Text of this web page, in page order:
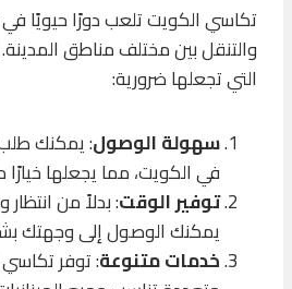
تكاسي الكويت تلعب دورًا حيويًا
والتنقل بين مختلف مناطق
التي تجعلها ضرورية:
سهولة الوصول: يمكنك
في الكويت، مما يجعلها خيارًا
توفير الوقت: بدلاً من
يمكنك الوصول إلى وجهتك
خدمات متنوعة: توفر